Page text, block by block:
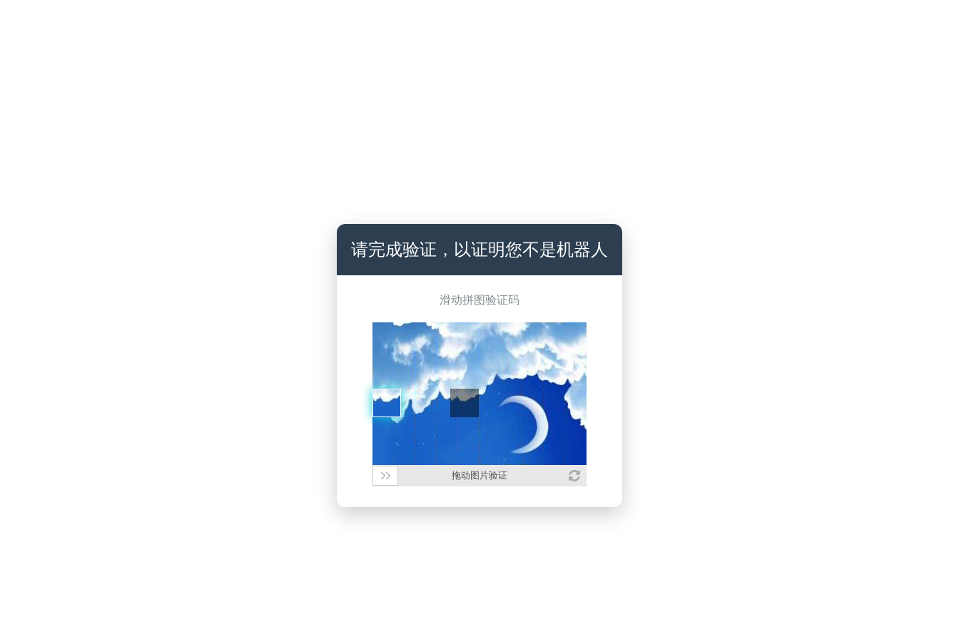
请完成验证，以证明您不是机器人
滑动拼图验证码
拖动图片验证